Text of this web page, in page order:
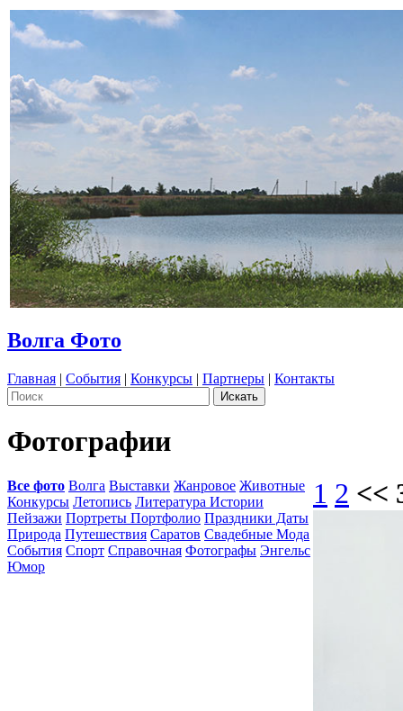
Волга Фото
Главная | События | Конкурсы | Партнеры | Контакты
Фотографии
Все фото Волга Выставки Жанровое Животные
Конкурсы Летопись Литература Истории
Пейзажи Портреты Портфолио Праздники Даты
Природа Путешествия Саратов Свадебные Мода
События Спорт Справочная Фотографы Энгельс
Юмор
1 2 <<